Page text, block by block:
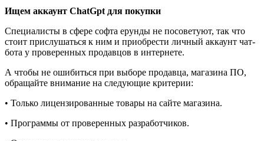
Ищем аккаунт ChatGpt для покупки
Специалисты в сфере софта ерунды не посоветуют, так что
стоит прислушаться к ним и приобрести личный аккаунт чат-
бота у проверенных продавцов в интернете.
А чтобы не ошибиться при выборе продавца, магазина ПО,
обращайте внимание на следующие критерии:
• Только лицензированные товары на сайте магазина.
• Программы от проверенных разработчиков.